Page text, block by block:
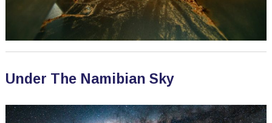
Under The Namibian Sky